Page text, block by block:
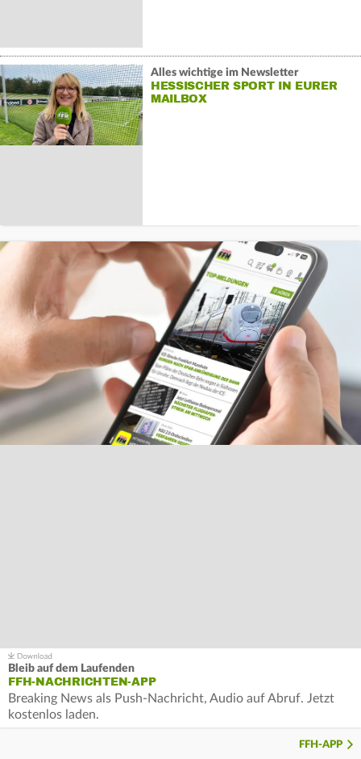
Alles wichtige im Newsletter
HESSISCHER SPORT IN EURER
MAILBOX
Bleib auf dem Laufenden
FFH-NACHRICHTEN-APP
Breaking News als Push-Nachricht, Audio auf Abruf. Jetzt
kostenlos laden.
FFH-APP